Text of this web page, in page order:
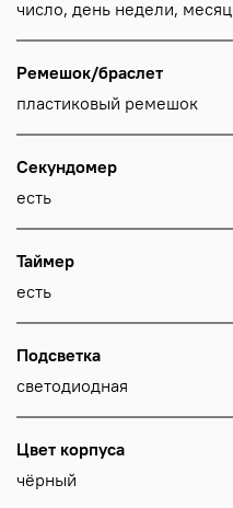
число, день недели, месяц
Ремешок/браслет
пластиковый ремешок
Секундомер
есть
Таймер
есть
Подсветка
светодиодная
Цвет корпуса
чёрный